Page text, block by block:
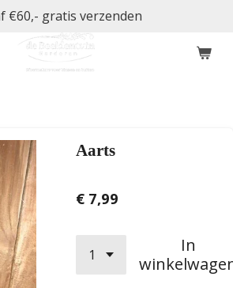
€60,- gratis verzenden
Aarts
€ 7,99
In